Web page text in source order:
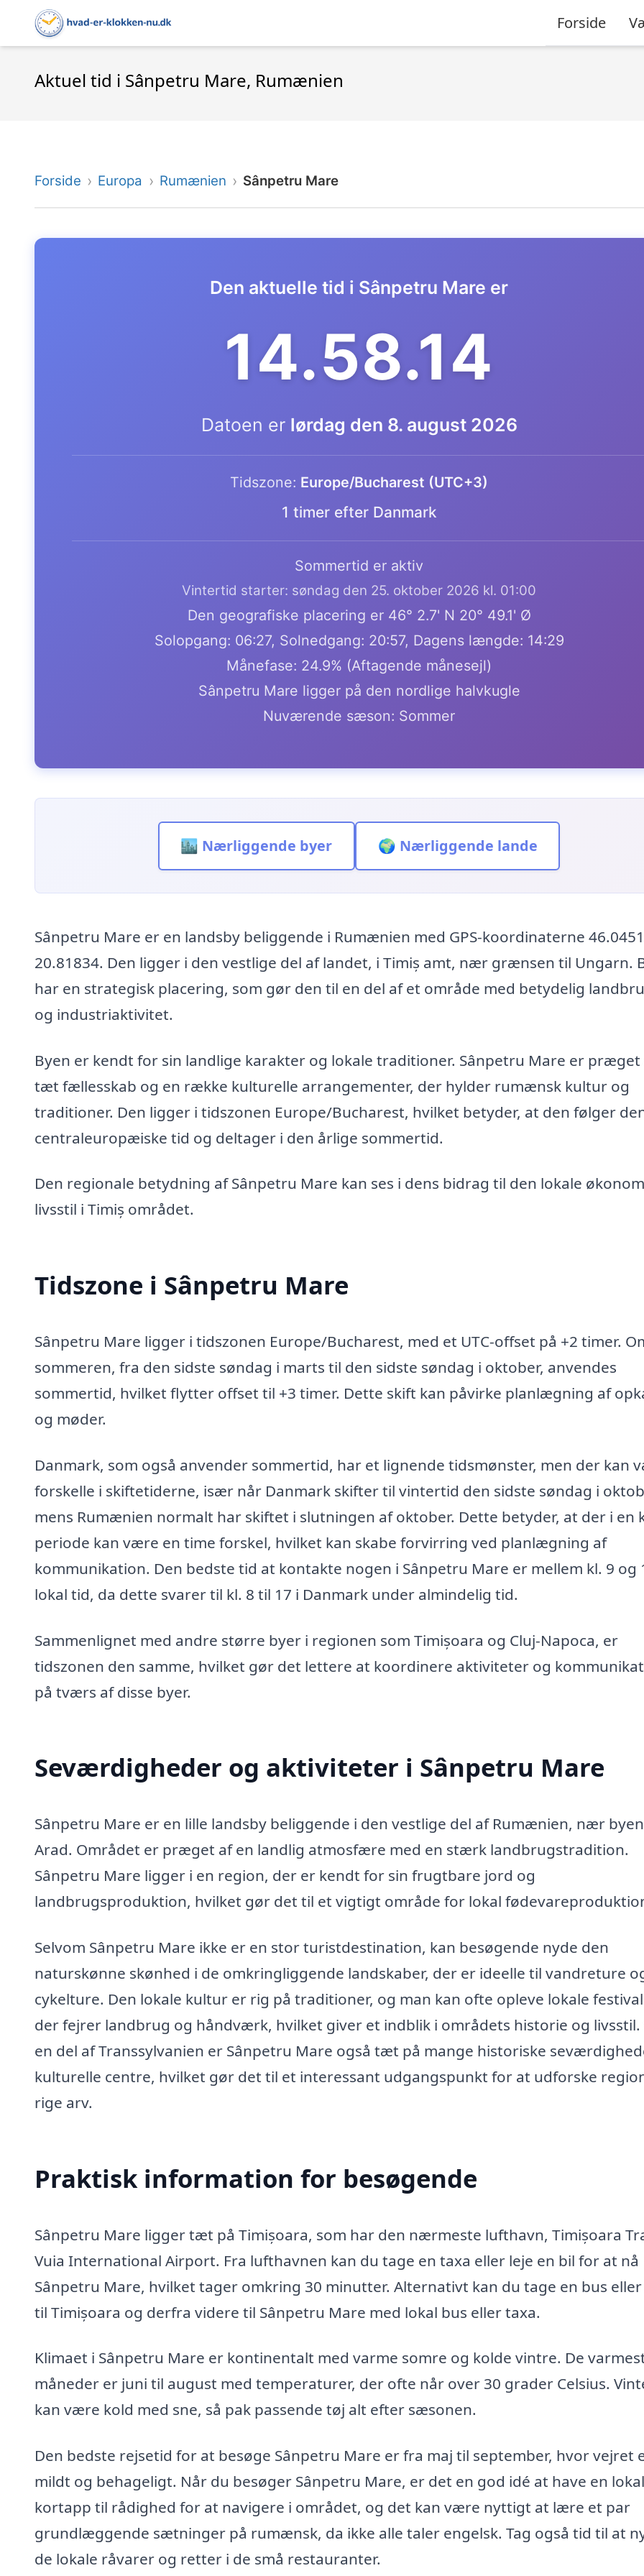
Forside
Aktuel tid i Sânpetru Mare, Rumænien
Forside Europa Rumænien Sânpetru Mare
Den aktuelle tid i Sânpetru Mare er
14.58.15
Datoen er lørdag den 8. august 2026
Tidszone: Europe/Bucharest (UTC+3)
1 timer efter Danmark
Sommertid er aktiv
Vintertid starter: søndag den 25. oktober 2026 kl. 01:00
Den geografiske placering er 46° 2.7' N 20° 49.1' Ø
Solopgang: 06:27, Solnedgang: 20:57, Dagens længde: 14:29
Månefase: 24.9% (Aftagende månesejl)
Sânpetru Mare ligger på den nordlige halvkugle
Nuværende sæson: Sommer
🏙️ Nærliggende byer 🌍 Nærliggende lande
Sânpetru Mare er en landsby beliggende i Rumænien med GPS-koordinaterne
20.81834. Den ligger i den vestlige del af landet, i Timiș amt, nær grænsen til Ungarn.
har en strategisk placering, som gør den til en del af et område med betydelig
og industriaktivitet.
Byen er kendt for sin landlige karakter og lokale traditioner. Sânpetru Mare er præget
tæt fællesskab og en række kulturelle arrangementer, der hylder rumænsk kultur og
traditioner. Den ligger i tidszonen Europe/Bucharest, hvilket betyder, at den følger
centraleuropæiske tid og deltager i den årlige sommertid.
Den regionale betydning af Sânpetru Mare kan ses i dens bidrag til den lokale
livsstil i Timiș området.
Tidszone i Sânpetru Mare
Sânpetru Mare ligger i tidszonen Europe/Bucharest, med et UTC-offset på +2 timer.
sommeren, fra den sidste søndag i marts til den sidste søndag i oktober, anvendes
sommertid, hvilket flytter offset til +3 timer. Dette skift kan påvirke planlægning af
og møder.
Danmark, som også anvender sommertid, har et lignende tidsmønster, men der kan
forskelle i skiftetiderne, især når Danmark skifter til vintertid den sidste søndag i
mens Rumænien normalt har skiftet i slutningen af oktober. Dette betyder, at der i en
periode kan være en time forskel, hvilket kan skabe forvirring ved planlægning af
kommunikation. Den bedste tid at kontakte nogen i Sânpetru Mare er mellem kl. 9 og
lokal tid, da dette svarer til kl. 8 til 17 i Danmark under almindelig tid.
Sammenlignet med andre større byer i regionen som Timișoara og Cluj-Napoca, er
tidszonen den samme, hvilket gør det lettere at koordinere aktiviteter og
på tværs af disse byer.
Seværdigheder og aktiviteter i Sânpetru Mare
Sânpetru Mare er en lille landsby beliggende i den vestlige del af Rumænien, nær byen
Arad. Området er præget af en landlig atmosfære med en stærk landbrugstradition.
Sânpetru Mare ligger i en region, der er kendt for sin frugtbare jord og
landbrugsproduktion, hvilket gør det til et vigtigt område for lokal
Selvom Sânpetru Mare ikke er en stor turistdestination, kan besøgende nyde den
naturskønne skønhed i de omkringliggende landskaber, der er ideelle til vandreture
cykelture. Den lokale kultur er rig på traditioner, og man kan ofte opleve lokale
der fejrer landbrug og håndværk, hvilket giver et indblik i områdets historie og livsstil.
en del af Transsylvanien er Sânpetru Mare også tæt på mange historiske
kulturelle centre, hvilket gør det til et interessant udgangspunkt for at udforske
rige arv.
Praktisk information for besøgende
Sânpetru Mare ligger tæt på Timișoara, som har den nærmeste lufthavn, Timișoara
Vuia International Airport. Fra lufthavnen kan du tage en taxa eller leje en bil for at nå
Sânpetru Mare, hvilket tager omkring 30 minutter. Alternativt kan du tage en bus
til Timișoara og derfra videre til Sânpetru Mare med lokal bus eller taxa.
Klimaet i Sânpetru Mare er kontinentalt med varme somre og kolde vintre. De
måneder er juni til august med temperaturer, der ofte når over 30 grader Celsius.
kan være kold med sne, så pak passende tøj alt efter sæsonen.
Den bedste rejsetid for at besøge Sânpetru Mare er fra maj til september, hvor vejret
mildt og behageligt. Når du besøger Sânpetru Mare, er det en god idé at have en lokal
kortapp til rådighed for at navigere i området, og det kan være nyttigt at lære et par
grundlæggende sætninger på rumænsk, da ikke alle taler engelsk. Tag også tid til at
de lokale råvarer og retter i de små restauranter.